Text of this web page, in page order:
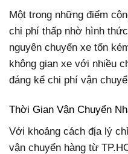
Một trong những điểm
chi phí thấp nhờ hình
nguyên chuyến xe tốn
không gian xe với nhiều
đáng kể chi phí vận
Thời Gian Vận Chuyển
Với khoảng cách địa lý
vận chuyển hàng từ